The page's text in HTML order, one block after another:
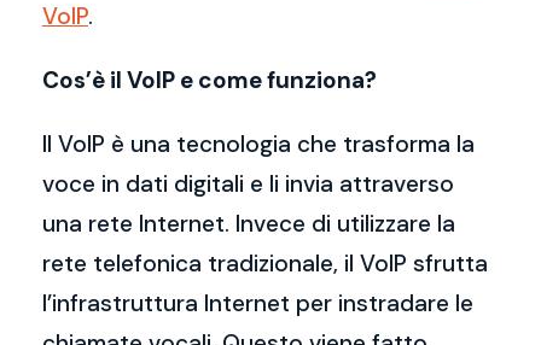
VoIP.
Cos’è il VoIP e come funziona?
Il VoIP è una tecnologia che trasforma la
voce in dati digitali e li invia attraverso
una rete Internet. Invece di utilizzare la
rete telefonica tradizionale, il VoIP sfrutta
l’infrastruttura Internet per instradare le